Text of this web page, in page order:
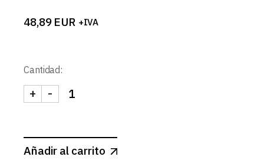
48,89 EUR +IVA
Cantidad:
FUENTE CORRIENTE CONSTANTE LIFUD DALI/
-
+
Añadir al carrito